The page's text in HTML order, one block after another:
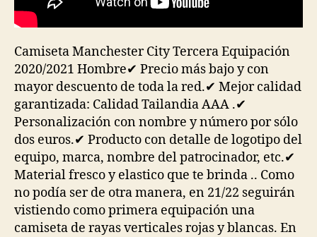
Camiseta Manchester City Tercera Equipación
2020/2021 Hombre✔ Precio más bajo y con
mayor descuento de toda la red.✔ Mejor calidad
garantizada: Calidad Tailandia AAA .✔
Personalización con nombre y número por sólo
dos euros.✔ Producto con detalle de logotipo del
equipo, marca, nombre del patrocinador, etc.✔
Material fresco y elastico que te brinda .. Como
no podía ser de otra manera, en 21/22 seguirán
vistiendo como primera equipación una
camiseta de rayas verticales rojas y blancas. En